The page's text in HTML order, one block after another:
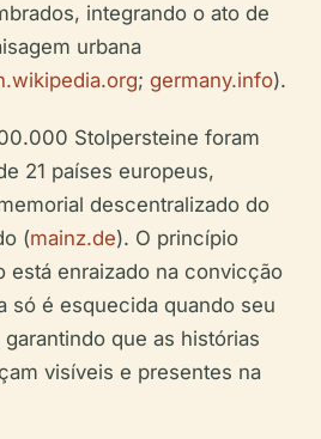
integrando o ato de
urbana
; germany.info).
Stolpersteine foram
21 países europeus,
descentralizado do
(mainz.de). O princípio
está enraizado na convicção
só é esquecida quando seu
que as histórias
visíveis e presentes na